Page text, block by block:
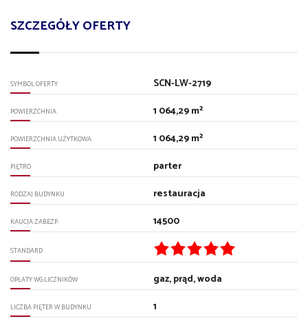
SZCZEGÓŁY OFERTY
SYMBOL OFERTY SCN-LW-2719
POWIERZCHNIA 1 064,29 m²
POWIERZCHNIA UŻYTKOWA 1 064,29 m²
PIĘTRO parter
RODZAJ BUDYNKU restauracja
KAUCJA ZABEZP. 14500
STANDARD
OPŁATY WG LICZNIKÓW gaz, prąd, woda
LICZBA PIĘTER W BUDYNKU 1